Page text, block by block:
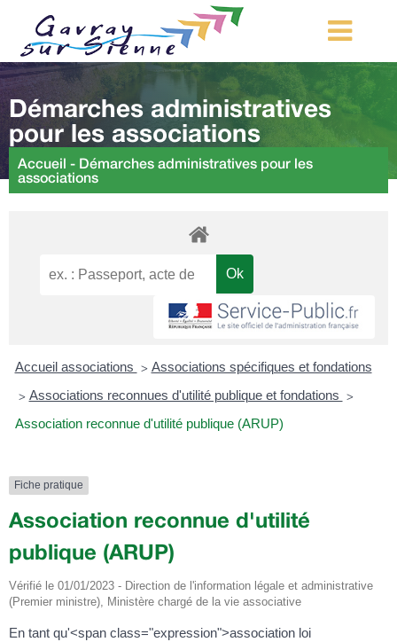
MA COMMUNE
MON QUOTIDIEN
LOISIRS ET TOURISME
MES DÉMARCHES
CONTACT
Démarches d’urbanisme
Démarches administratives
pour les associations
Accueil - Démarches administratives pour les
associations
Accueil associations > Associations spécifiques et fondations
> Associations reconnues d'utilité publique et fondations >
Association reconnue d'utilité publique (ARUP)
Fiche pratique
Association reconnue d'utilité
publique (ARUP)
Vérifié le 01/01/2023 - Direction de l'information légale et administrative
(Premier ministre), Ministère chargé de la vie associative
En tant qu'<span class="expression">association loi